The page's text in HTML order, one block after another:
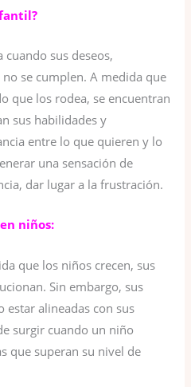
sus deseos,
se cumplen. A medida que
que los rodea, se encuentran
sus habilidades y
entre lo que quieren y lo
una sensación de
dar lugar a la frustración.
niños:
que los niños crecen, sus
Sin embargo, sus
estar alineadas con sus
surgir cuando un niño
que superan su nivel de